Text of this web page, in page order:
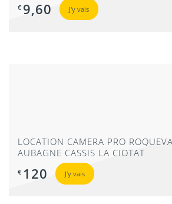
€ 9,60 J'y vais
LOCATION CAMERA PRO
AUBAGNE CASSIS LA CIOTAT
€ 120 J'y vais